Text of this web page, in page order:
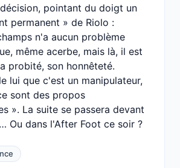
pointant du doigt un
permanent » de Riolo :
n'a aucun problème
même acerbe, mais là, il est
probité, son honnêteté.
lui que c'est un manipulateur,
sont des propos
». La suite se passera devant
Ou dans l'After Foot ce soir ?